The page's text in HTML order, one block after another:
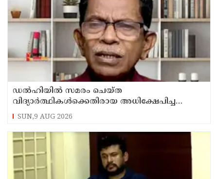
ഡൽഹിയിൽ സമരം ചെയ്ത
വിദ്യാർത്ഥികൾക്കെതിരായ അധിക്ഷേപിച്ച
കേസില്‍ സംഘപരിവാർ സഹയാത്രികൻ ടി ജി
മോഹന്‍ദാസ് കസ്റ്റഡിയിൽ
SUN,9 AUG 2026